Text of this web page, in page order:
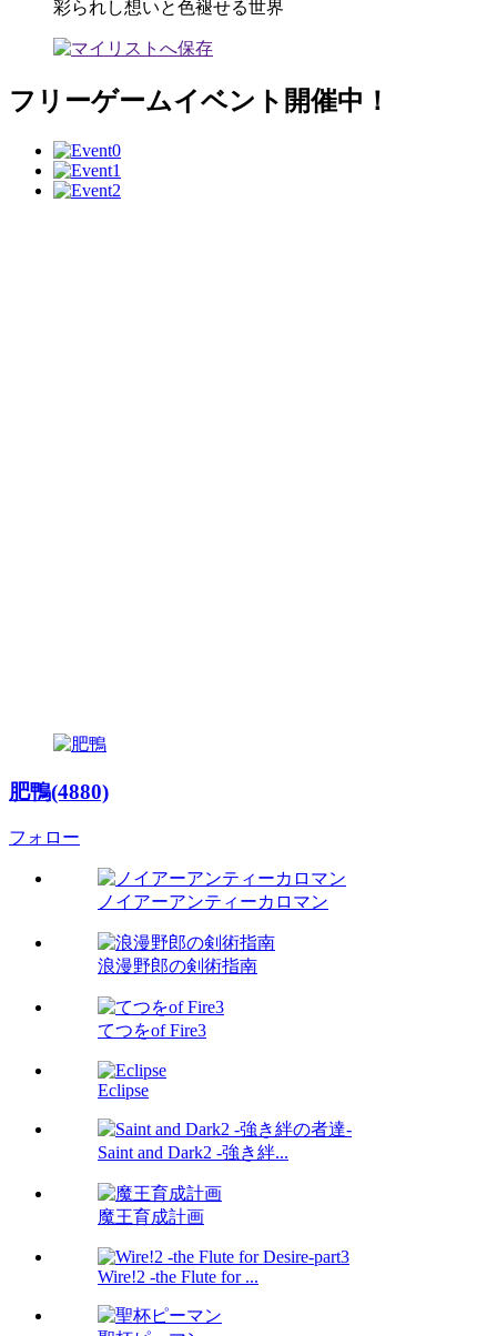
彩られし想いと色褪せる世界
フリーゲームイベント開催中！
肥鴨(4880)
フォロー
ノイアーアンティーカロマン
浪漫野郎の剣術指南
てつをof Fire3
Eclipse
Saint and Dark2 -強き絆...
魔王育成計画
Wire!2 -the Flute for ...